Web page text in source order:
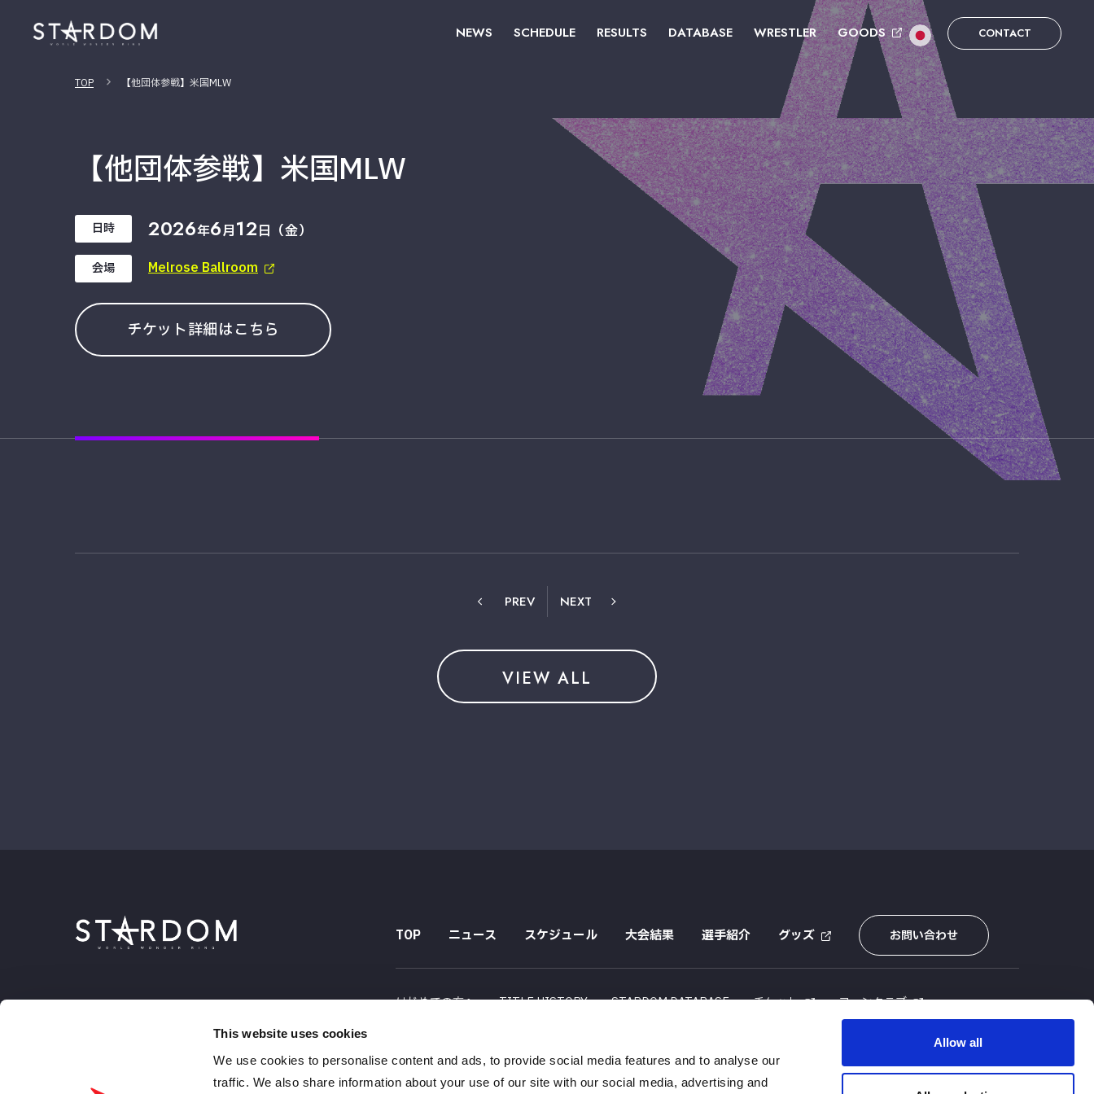
This website uses cookies
We use cookies to personalise content and ads, to provide social media features and to analyse our
traffic. We also share information about your use of our site with our social media, advertising and
Allow all
NEWS SCHEDULE RESULTS DATABASE WRESTLER GOODS CONTACT
TOP 【他団体参戦】米国MLW
【他団体参戦】米国MLW
日時 2026年6月12日（金）
会場 Melrose Ballroom
チケット詳細はこちら
PREV NEXT
VIEW ALL
TOP ニュース スケジュール 大会結果 選手紹介 グッズ お問い合わせ
はじめての方へ TITLE HISTORY STARDOM DATABASE チケット ファンクラブ
採用情報